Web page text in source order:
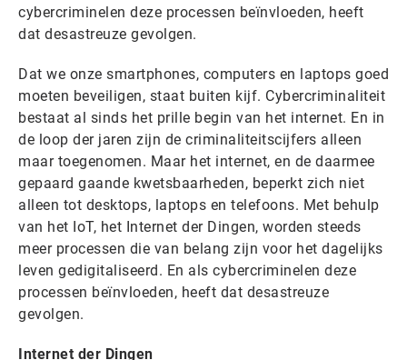
cybercriminelen deze processen beïnvloeden, heeft
dat desastreuze gevolgen.
Dat we onze smartphones, computers en laptops goed
moeten beveiligen, staat buiten kijf. Cybercriminaliteit
bestaat al sinds het prille begin van het internet. En in
de loop der jaren zijn de criminaliteitscijfers alleen
maar toegenomen. Maar het internet, en de daarmee
gepaard gaande kwetsbaarheden, beperkt zich niet
alleen tot desktops, laptops en telefoons. Met behulp
van het IoT, het Internet der Dingen, worden steeds
meer processen die van belang zijn voor het dagelijks
leven gedigitaliseerd. En als cybercriminelen deze
processen beïnvloeden, heeft dat desastreuze
gevolgen.
Internet der Dingen